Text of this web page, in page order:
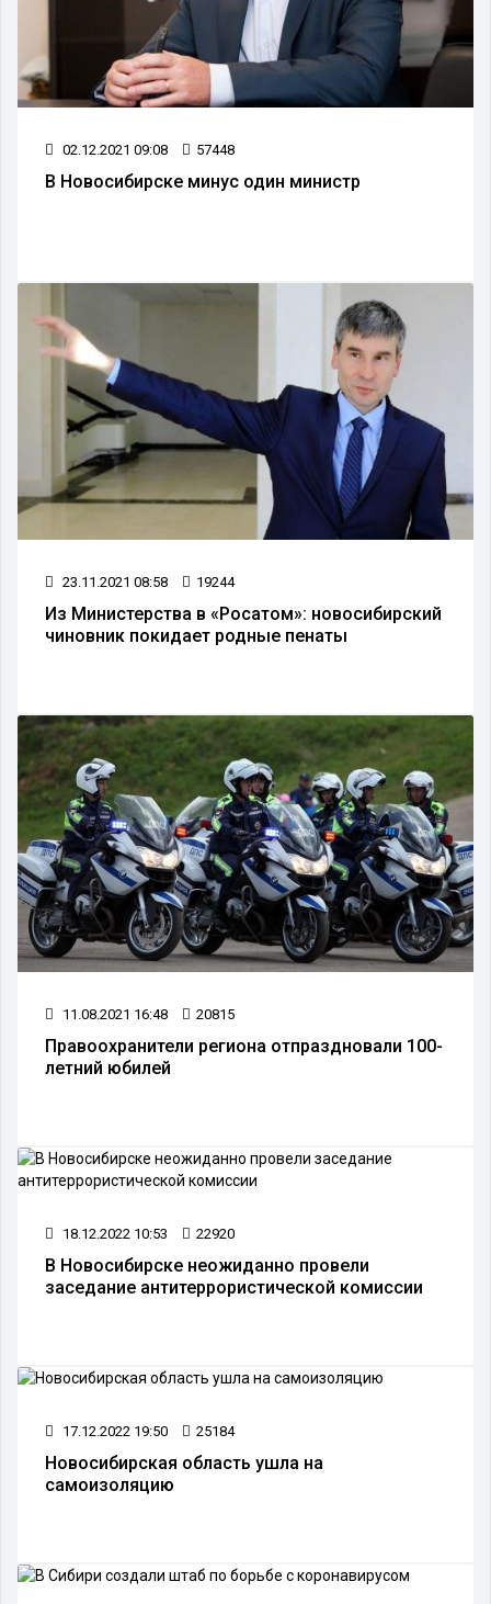
02.12.2021 09:08 57448
В Новосибирске минус один министр
23.11.2021 08:58 19244
Из Министерства в «Росатом»: новосибирский
чиновник покидает родные пенаты
11.08.2021 16:48 20815
Правоохранители региона отпраздновали 100-
летний юбилей
18.12.2022 10:53 22920
В Новосибирске неожиданно провели
заседание антитеррористической комиссии
17.12.2022 19:50 25184
Новосибирская область ушла на
самоизоляцию